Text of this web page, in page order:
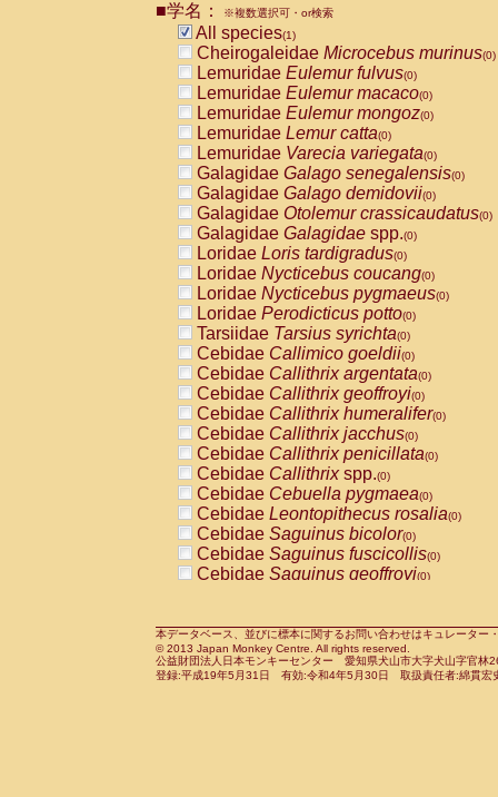
CebidaeCebus nigrivittatus
CebidaeCebus
CebidaeSaimiri boliviensis(0)
CebidaeSaimiri sciureus(0)
AtelidaeAlouatta caraya(0)
AtelidaeAlouatta fusca(0)
AtelidaeAlouatta seniculus
AtelidaeAlouattaspp.(0)
AtelidaeAteles belzebuth(0)
AtelidaeAteles geoffroyi(0)
AtelidaeAteles paniscus(0)
AtelidaeAtelesspp.(0)
Atelidae Lagothrix lagothricha
AtelidaeLagothrix lagothricha cana
PitheciidaeCacajao calvus
PitheciidaeCallicebus cupreus
PitheciidaeCallicebus donacophilus
PitheciidaeCallicebus moloch
PitheciidaeCallicebus torquatus
PitheciidaeCallicebusspp.(0)
PitheciidaeChiropotes satanas(0)
PitheciidaePithecia monachus
PitheciidaePithecia pithecia(0)
CercopithecidaeCercocebus agilis
CercopithecidaeCercocebus
CercopithecidaeCercocebus
CercopithecidaeCercocebus
CercopithecidaeCercocebus
CercopithecidaeCercocebushybrid
CercopithecidaePapio anubis(0)
CercopithecidaePapio cynocephalus
CercopithecidaePapio hamadryas(0)
■学名： ※複数選択可・or検索
All species(1)
Cheirogaleidae Microcebus murinus(0)
Lemuridae Eulemur fulvus(0)
Lemuridae Eulemur macaco(0)
Lemuridae Eulemur mongoz(0)
Lemuridae Lemur catta(0)
Lemuridae Varecia variegata(0)
Galagidae Galago senegalensis(0)
Galagidae Galago demidovii(0)
Galagidae Otolemur crassicaudatus(0)
Galagidae Galagidae spp.(0)
Loridae Loris tardigradus(0)
Loridae Nycticebus coucang(0)
Loridae Nycticebus pygmaeus(0)
Loridae Perodicticus potto(0)
Tarsiidae Tarsius syrichta(0)
Cebidae Callimico goeldii(0)
Cebidae Callithrix argentata(0)
Cebidae Callithrix geoffroyi(0)
Cebidae Callithrix humeralifer(0)
Cebidae Callithrix jacchus(0)
Cebidae Callithrix penicillata(0)
Cebidae Callithrixspp.(0)
Cebidae Cebuella pygmaea(0)
Cebidae Leontopithecus rosalia(0)
Cebidae Saguinus bicolor(0)
Cebidae Saguinus fuscicollis(0)
Cebidae Saguinus geoffroyi(0)
CebidaeSaguinus leucopus(0)
CebidaeSaguinus midas(0)
Cebidae Saguinus mystax(0)
本データベース、並びに標本に関するお問い合わせはキュレータ
© 2013 Japan Monkey Centre. All rights reserved.
公益財団法人日本モンキーセンター 愛知県犬山市大字犬山字官
登録:平成19年5月31日 有効:令和4年5月30日 取扱責任者:綿貫宏